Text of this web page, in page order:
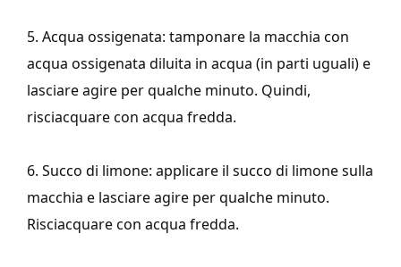
5. Acqua ossigenata: tamponare la macchia con
acqua ossigenata diluita in acqua (in parti uguali) e
lasciare agire per qualche minuto. Quindi,
risciacquare con acqua fredda.
6. Succo di limone: applicare il succo di limone sulla
macchia e lasciare agire per qualche minuto.
Risciacquare con acqua fredda.